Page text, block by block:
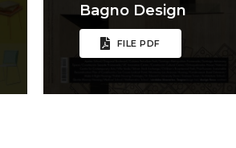
Bagno Design
FILE PDF